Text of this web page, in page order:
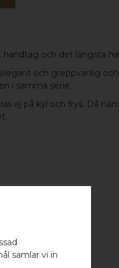
handtag och det längsta
och greppvänlig
i samma serie.
ej på kyl och frys. Då
samlar vi in